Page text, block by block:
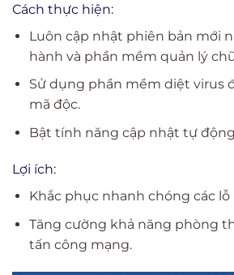
Cách thực hiện:
Luôn cập nhật phiên bản mới
hành và phần mềm quản lý
Sử dụng phần mềm diệt virus
mã độc.
Bật tính năng cập nhật tự
Lợi ích:
Khắc phục nhanh chóng các
Tăng cường khả năng phòng
tấn công mạng.